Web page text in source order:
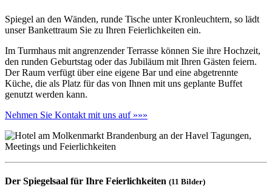
Spiegel an den Wänden, runde Tische unter Kronleuchtern, so lädt
unser Bankettraum Sie zu Ihren Feierlichkeiten ein.
Im Turmhaus mit angrenzender Terrasse können Sie ihre Hochzeit,
den runden Geburtstag oder das Jubiläum mit Ihren Gästen feiern.
Der Raum verfügt über eine eigene Bar und eine abgetrennte
Küche, die als Platz für das von Ihnen mit uns geplante Buffet
genutzt werden kann.
Nehmen Sie Kontakt mit uns auf »»»
Der Spiegelsaal für Ihre Feierlichkeiten (11 Bilder)